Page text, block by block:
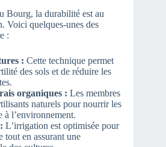
Bourg, la durabilité est au
Voici quelques-unes des
:
: Cette technique permet
des sols et de réduire les
organiques : Les membres
naturels pour nourrir les
à l’environnement.
L’irrigation est optimisée pour
tout en assurant une